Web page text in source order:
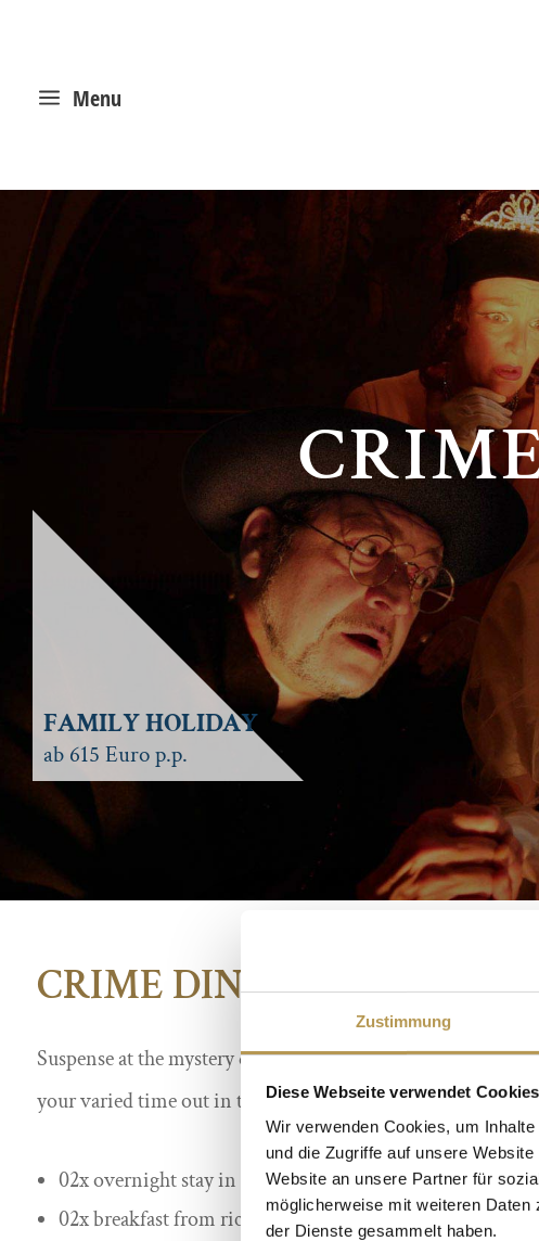
Zustimmung
Diese Webseite verwendet Cookies
Wir verwenden Cookies, um
und die Zugriffe auf unsere
Website an unsere Partner für
möglicherweise mit weiteren
der Dienste gesammelt haben.
a Menu
FAMILY HOLIDAY
ab 615 Euro p.p.
CRIME DINNER AT THE
Suspense at the mystery dinner, relaxation in the large
your varied time out in the Sauerland…
02x overnight stay in the booked room category
02x breakfast from rich buffet